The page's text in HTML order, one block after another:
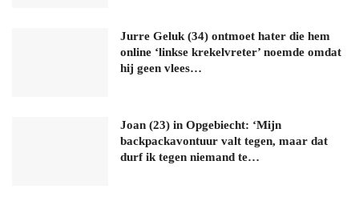
Jurre Geluk (34) ontmoet hater die hem
online ‘linkse krekelvreter’ noemde omdat
hij geen vlees…
Joan (23) in Opgebiecht: ‘Mijn
backpackavontuur valt tegen, maar dat
durf ik tegen niemand te…